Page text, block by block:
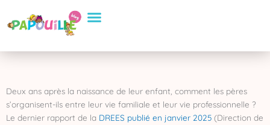
contenu
Deux ans après la naissance de leur enfant, comment les pères
s’organisent-ils entre leur vie familiale et leur vie professionnelle ?
Le dernier rapport de la DREES publié en janvier 2025 (Direction de